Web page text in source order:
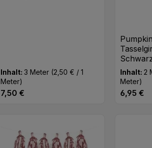
Inhalt:3 Meter (2,50 € / 1
Meter)
Regulärer Preis:
7,50 €
Produkt Anzahl: Gib
Inhalt: 2
Meter)
Regulärer
6,95 €